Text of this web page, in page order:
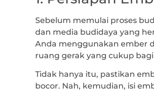
Sebelum memulai proses
dan media budidaya yang
Anda menggunakan ember
ruang gerak yang cukup
Tidak hanya itu, pastikan
bocor. Nah, kemudian, isi